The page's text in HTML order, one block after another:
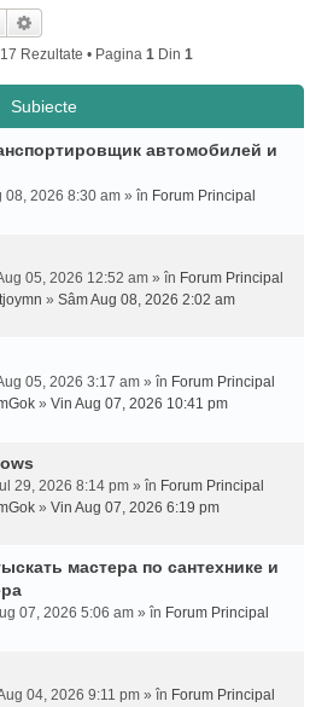
Căutare
Rezultate • Pagina 1 Din 1
Subiecte
автомобилей и
08, 2026 8:30 am » în Forum Principal
05, 2026 12:52 am » în Forum Principal
» Sâm Aug 08, 2026 2:02 am
05, 2026 3:17 am » în Forum Principal
» Vin Aug 07, 2026 10:41 pm
29, 2026 8:14 pm » în Forum Principal
» Vin Aug 07, 2026 6:19 pm
мастера по сантехнике и
07, 2026 5:06 am » în Forum Principal
04, 2026 9:11 pm » în Forum Principal